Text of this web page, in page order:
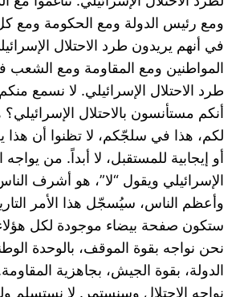
ومع ‏رئيس الدولة ومع الحكومة ومع
في أنهم يريدون طرد الاحتلال
‏المواطنين ومع المقاومة ومع الشعب
طرد الاحتلال الإسرائيلي. لا نسمع
أنكم ‏مستأنسون بالاحتلال
لكم، هذا في سلجّكم، لا تظنوا أن هذا
أو إيجابية ‏للمستقبل، لا أبداً. من يواجه
الإسرائيلي ويقول “لا”، هو أشرف
وأعظم ‏الناس، سيُسجّل هذا الأمر
ستكون صفحة بيضاء موجودة لكل
نحن نواجه بقوة الموقف، بالوحدة
الدولة، بقوة الجيش، بجاهزية
نواجه ‏الاحتلال وسنستمر. لا نستسلم